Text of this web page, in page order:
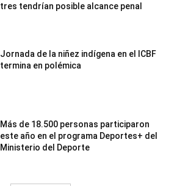
tres tendrían posible alcance penal
Jornada de la niñez indígena en el ICBF
termina en polémica
Más de 18.500 personas participaron
este año en el programa Deportes+ del
Ministerio del Deporte